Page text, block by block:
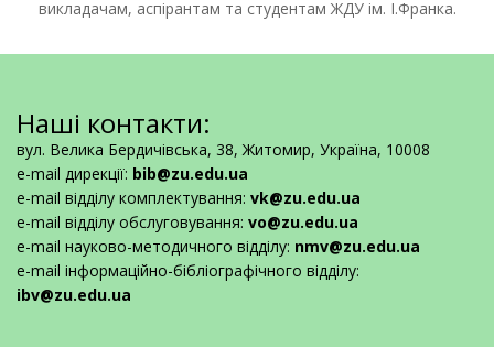
викладачам, аспірантам та студентам ЖДУ ім. І.Франка.
Наші контакти:
вул. Велика Бердичівська, 38, Житомир, Україна, 10008
e-mail дирекції: bib@zu.edu.ua
e-mail відділу комплектування: vk@zu.edu.ua
e-mail відділу обслуговування: vo@zu.edu.ua
e-mail науково-методичного відділу: nmv@zu.edu.ua
e-mail інформаційно-бібліографічного відділу:
ibv@zu.edu.ua